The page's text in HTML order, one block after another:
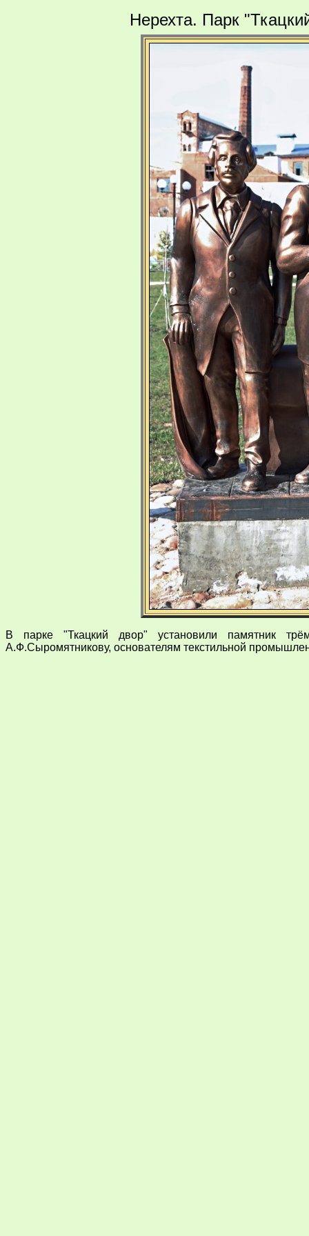
Нерехта. Парк
В парке "Ткацкий двор" установили памятник
А.Ф.Сыромятникову, основателям текстильной